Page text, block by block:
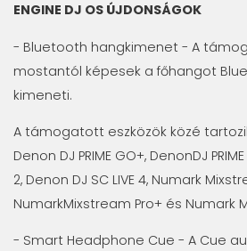
ENGINE DJ OS ÚJDONSÁGOK
- Bluetooth hangkimenet - A
mostantól képesek a főhangot
kimeneti.
A támogatott eszközök közé tartozik:
Denon DJ PRIME GO+, DenonDJ
2, Denon DJ SC LIVE 4, Numark
NumarkMixstream Pro+ és Numark
- Smart Headphone Cue - A Cue